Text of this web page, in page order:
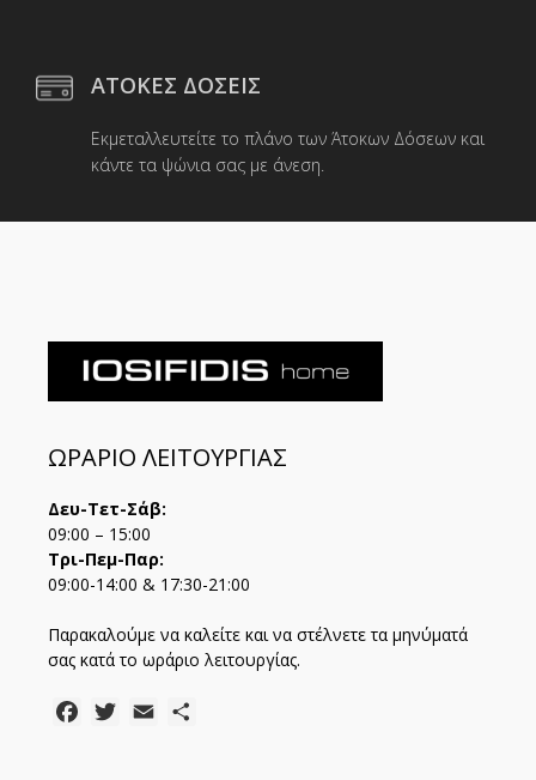
ΑΤΟΚΕΣ ΔΟΣΕΙΣ
Εκμεταλλευτείτε το πλάνο των Άτοκων Δόσεων και
κάντε τα ψώνια σας με άνεση.
ΩΡΑΡΙΟ ΛΕΙΤΟΥΡΓΙΑΣ
Δευ-Τετ-Σάβ:
09:00 – 15:00
Τρι-Πεμ-Παρ:
09:00-14:00 & 17:30-21:00
Παρακαλούμε να καλείτε και να στέλνετε τα μηνύματά
σας κατά το ωράριο λειτουργίας.
FacebookTwitter
Email